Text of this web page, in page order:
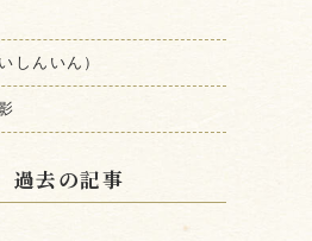
しんいん）
過去の記事